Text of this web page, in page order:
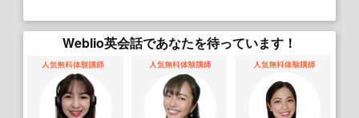
Weblio英会話であなたを待っています！